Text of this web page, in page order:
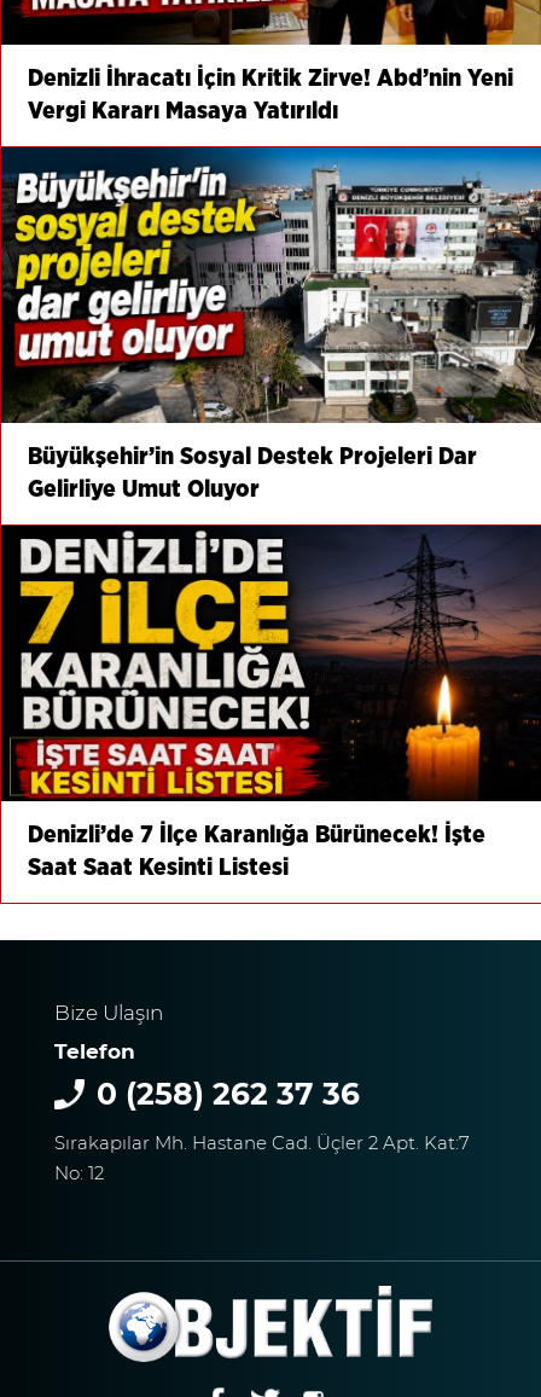
Denizli İhracatı İçin Kritik Zirve! Abd’nin Yeni
Vergi Kararı Masaya Yatırıldı
Büyükşehir’in Sosyal Destek Projeleri Dar
Gelirliye Umut Oluyor
Denizli’de 7 İlçe Karanlığa Bürünecek! İşte
Saat Saat Kesinti Listesi
Bize Ulaşın
Telefon
0 (258) 262 37 36
Sırakapılar Mh. Hastane Cad. Üçler 2 Apt. Kat:7
No: 12